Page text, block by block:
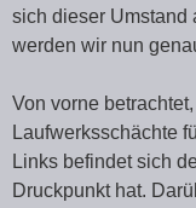
sich dieser Umstand
werden wir nun
Von vorne
Laufwerksschächte
Links befindet sich
Druckpunkt hat.